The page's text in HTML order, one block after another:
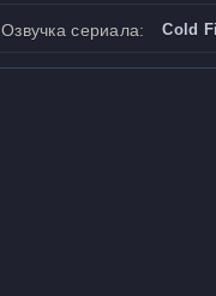
Озвучка сериала: Cold